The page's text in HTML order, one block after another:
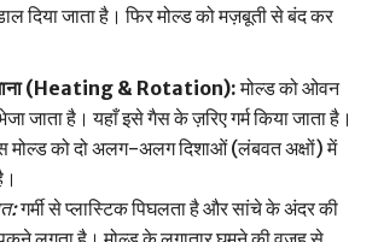
दिया जाता है। फिर मोल्ड को मज़बूती से बंद कर
(Heating & Rotation):मोल्ड को ओवन
जाता है। यहाँ इसे गैस के ज़रिए गर्म किया जाता है।
मोल्ड को दो अलग-अलग दिशाओं (लंबवत अक्षों) में
गर्मी से प्लास्टिक पिघलता है और सांचे के अंदर की